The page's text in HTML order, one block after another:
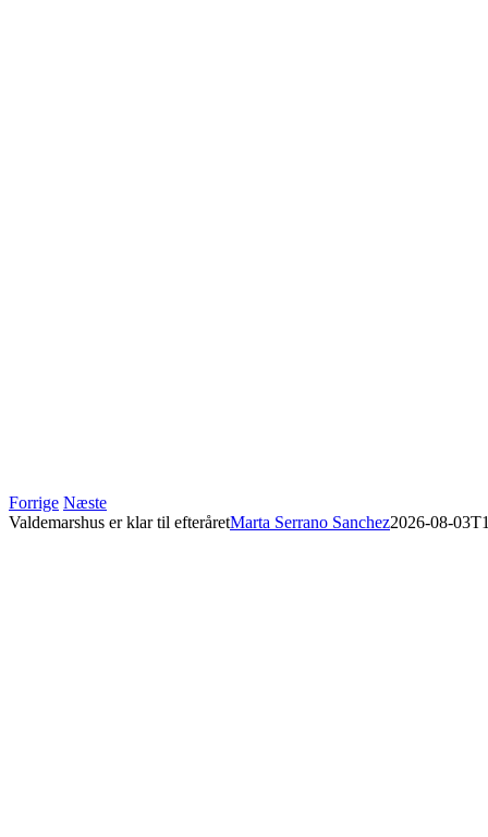
Forrige Næste
Valdemarshus er klar til efteråretMarta Serrano Sanchez2026-08-